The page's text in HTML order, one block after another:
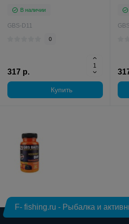
В наличии
GBS-D11
0
317 р.
Купить
F- fishing.ru - Рыбалка и